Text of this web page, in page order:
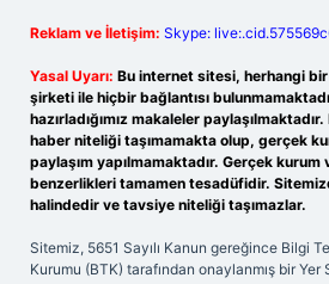
Reklam ve İletişim: Skype:
Yasal Uyarı: Bu internet sitesi, herhangi
şirketi ile hiçbir bağlantısı
hazırladığımız makaleler
haber niteliği taşımamakta olup, gerçek
paylaşım yapılmamaktadır. Gerçek
benzerlikleri tamamen tesadüfidir.
halindedir ve tavsiye niteliği taşımazlar.
Sitemiz, 5651 Sayılı Kanun gereğince Bilgi
Kurumu (BTK) tarafından onaylanmış bir Yer